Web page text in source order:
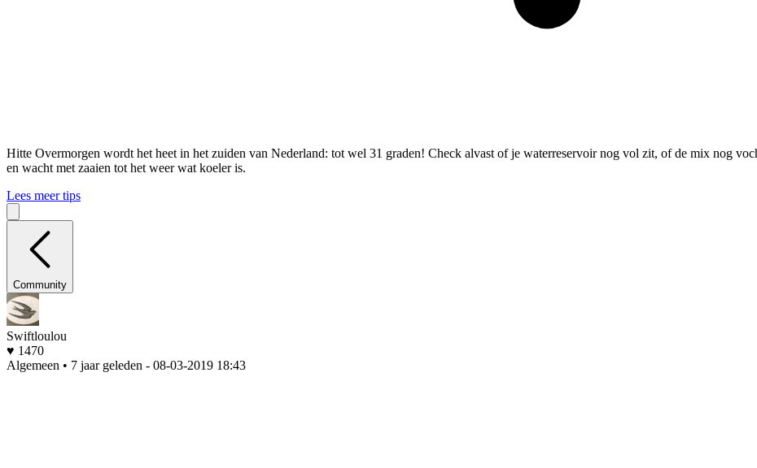
Hitte Overmorgen wordt het heet in het zuiden van Nederland: tot wel 31 graden! Check alvast of je waterreservoir nog vol zit, of de mix nog
en wacht met zaaien tot het weer wat koeler is.
Lees meer tips
Community
Swiftloulou
♥ 1470
Algemeen • 7 jaar geleden - 08-03-2019 18:43